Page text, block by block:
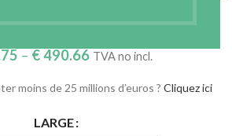
– 140G/M2 (REF. SIDO1985)
– €490.66 TVA no incl.
moins de 25 millions d’euros ? Cliquez ici
LARGE